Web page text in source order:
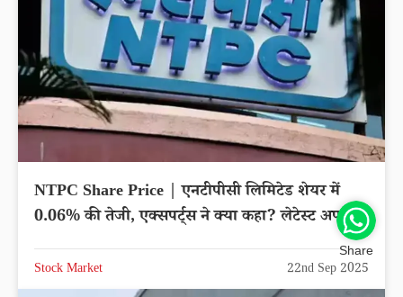
NTPC Share Price | एनटीपीसी लिमिटेड शेयर में
0.06% की तेजी, एक्सपर्ट्स ने क्या कहा? लेटेस्ट अपडेट
Stock Market 22nd Sep 2025
Share